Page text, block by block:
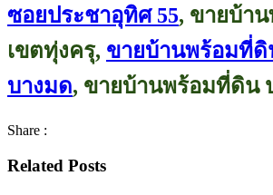
ซอยประชาอุทิศ 55, ขายบ้า
เขตทุ่งครุ, ขายบ้านพร้อมที่ดิ
บางมด, ขายบ้านพร้อมที่ดิน
Share :
Related Posts